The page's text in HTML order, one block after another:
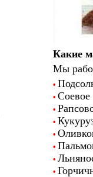
Какие
Мы
•
• Соевое
•
•
•
•
•
•